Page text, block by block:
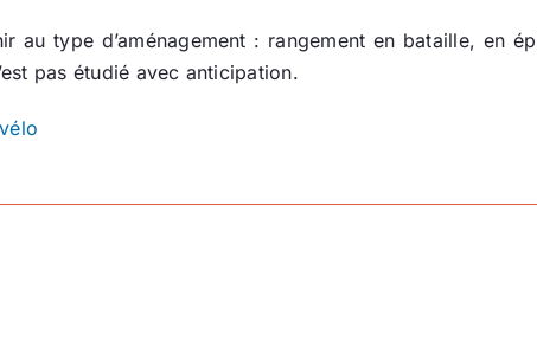
type d’aménagement : rangement en bataille, en
pas étudié avec anticipation.